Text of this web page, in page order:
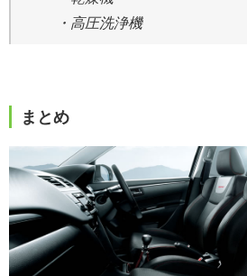
・高圧洗浄機
まとめ